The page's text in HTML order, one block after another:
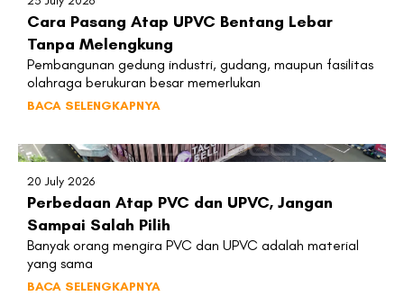
Cara Pasang Atap UPVC Bentang Lebar
Tanpa Melengkung
Pembangunan gedung industri, gudang, maupun fasilitas
olahraga berukuran besar memerlukan
BACA SELENGKAPNYA
20 July 2026
Perbedaan Atap PVC dan UPVC, Jangan
Sampai Salah Pilih
Banyak orang mengira PVC dan UPVC adalah material
yang sama
BACA SELENGKAPNYA